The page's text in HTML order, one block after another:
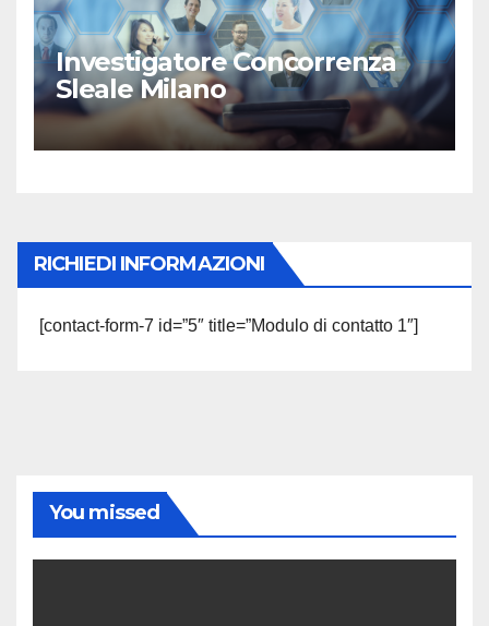
Investigatore Concorrenza
Sleale Milano
RICHIEDI INFORMAZIONI
[contact-form-7 id=”5″ title=”Modulo di contatto 1″]
You missed